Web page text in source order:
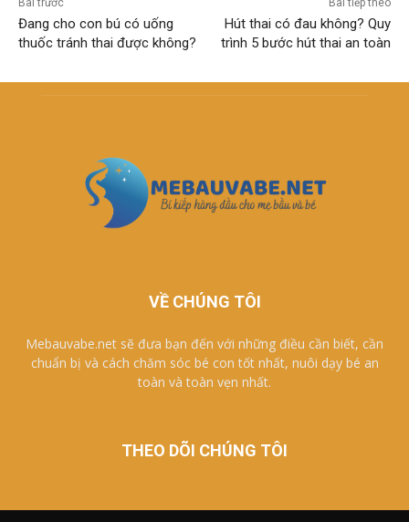
Bài trước
Đang cho con bú có uống
thuốc tránh thai được không?
Bài tiếp theo
Hút thai có đau không? Quy
trình 5 bước hút thai an toàn
VỀ CHÚNG TÔI
Mebauvabe.net sẽ đưa bạn đến với những điều cần biết, cần
chuẩn bị và cách chăm sóc bé con tốt nhất, nuôi dạy bé an
toàn và toàn vẹn nhất.
THEO DÕI CHÚNG TÔI